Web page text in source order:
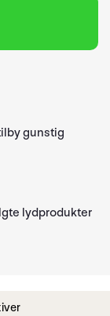
gunstig
lydprodukter